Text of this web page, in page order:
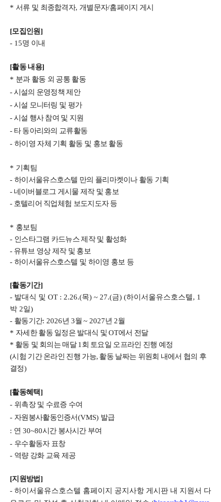
* 서류 및 최종합격자, 개별문자/홈페이지 게시
[모집인원]
- 15명 이내
[활동 내용]
* 분과 활동 외 공통 활동
- 시설의 운영정책 제안
- 시설 모니터링 및 평가
- 시설 행사 참여 및 지원
- 타 동아리와의 교류활동
- 하이영 자체 기획 활동 및 홍보 활동
* 기획팀
- 하이서울유스호스텔 만의 플리마켓이나 활동 기획
- 네이버블로그 게시물 제작 및 홍보
- 호텔리어 직업체험 보도지도자 등
* 홍보팀
- 인스타그램 카드뉴스 제작 및 활성화
- 유튜브 영상 제작 및 홍보
- 하이서울유스호스텔 및 하이영 홍보 등
[활동기간]
- 발대식 및 OT : 2.26.(목) ~ 27.(금) (하이서울유스호스텔, 1
박 2일)
- 활동기간: 2026년 3월~ 2027년2월
* 자세한 활동 일정은 발대식 및OT에서 전달
* 활동 및 회의는 매달 1회 토요일 오프라인 진행 예정
(시험 기간 온라인 진행 가능, 활동 날짜는 위원회 내에서 협의 후
결정)
[활동혜택]
- 위촉장 및 수료증 수여
- 자원봉사활동인증서(VMS) 발급
: 연 30~80시간 봉사시간 부여
- 우수활동자 표창
- 역량 강화 교육 제공
[지원방법]
- 하이서울유스호스텔 홈페이지 공지사항 게시판 내 지원서 다